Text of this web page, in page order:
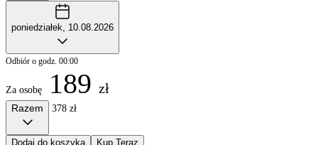
poniedziałek, 10.08.2026
Odbiór o godz. 00:00
Za osobę 189 zł
Razem 378 zł
Dodaj do koszyka Kup Teraz